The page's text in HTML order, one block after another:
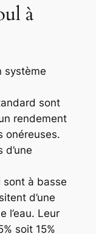
à
système
sont
rendement
onéreuses.
sont à basse
d’une
l’eau. Leur
soit 15%